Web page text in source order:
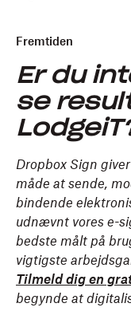
Fremtiden
Er du
se
Dropbox Sign
måde at sende,
bindende
udnævnt vores e-
bedste målt på
vigtigste
Tilmeld dig en
begynde at